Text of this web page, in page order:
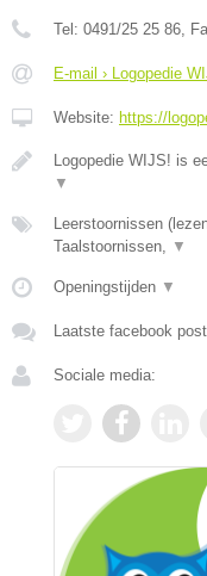
Tel: 0491/25 25 86,
E-mail › Logopedie
Website: https://
Logopedie WIJS! is
▼
Leerstoornissen
Taalstoornissen, ▼
Openingstijden ▼
Laatste facebook
Sociale media: